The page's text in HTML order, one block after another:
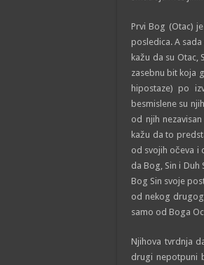
Prvi Bog (Otac)
posledica. A
kažu da su Otac,
zasebnu bit koja
hipostaze) po
besmislene su
od njih
kažu da to
od svojih očeva i
da Bog, Sin i
Bog Sin svoje
od nekog
samo od Boga
Njihova tvrdnja
drugi nepotpuni